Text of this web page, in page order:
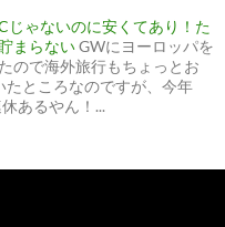
じゃないのに安くてあり！た
まらないGWにヨーロッパを
ので海外旅行もちょっとお
ところなのですが、今年
あるやん！...